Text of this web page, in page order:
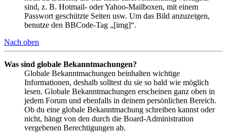
sind, z. B. Hotmail- oder Yahoo-Mailboxen, mit einem
Passwort geschützte Seiten usw. Um das Bild anzuzeigen,
benutze den BBCode-Tag „[img]“.
Nach oben
Was sind globale Bekanntmachungen?
Globale Bekanntmachungen beinhalten wichtige
Informationen, deshalb solltest du sie so bald wie möglich
lesen. Globale Bekanntmachungen erscheinen ganz oben in
jedem Forum und ebenfalls in deinem persönlichen Bereich.
Ob du eine globale Bekanntmachung schreiben kannst oder
nicht, hängt von den durch die Board-Administration
vergebenen Berechtigungen ab.